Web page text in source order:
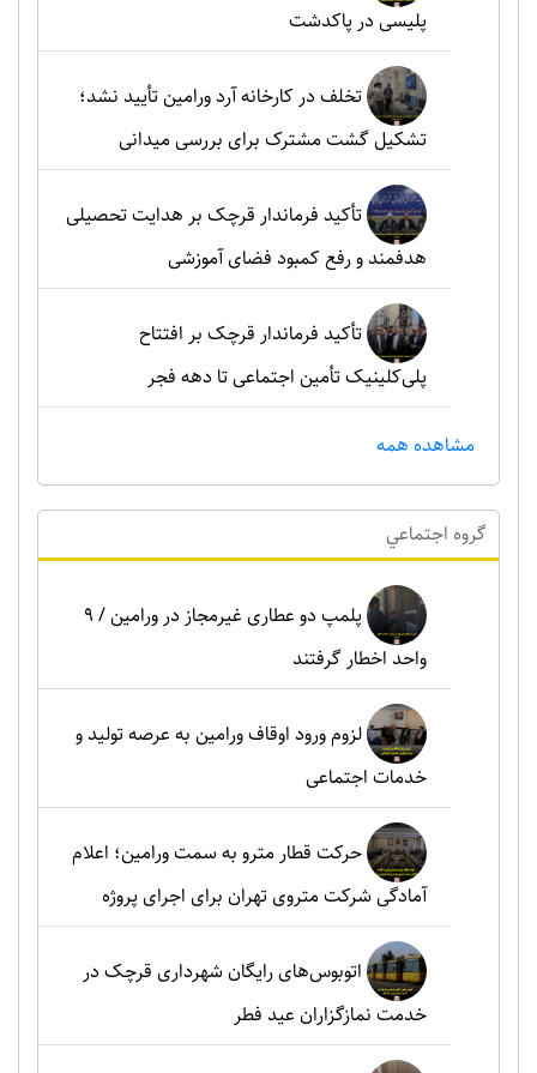
پلیسی در پاکدشت
تخلف در کارخانه آرد ورامین تأیید نشد؛
تشکیل گشت مشترک برای بررسی میدانی
تأکید فرماندار قرچک بر هدایت تحصیلی
هدفمند و رفع کمبود فضای آموزشی
تأکید فرماندار قرچک بر افتتاح
پلی‌کلینیک تأمین اجتماعی تا دهه فجر
مشاهده همه
گروه اجتماعي
پلمپ دو عطاری غیرمجاز در ورامین / ۹
واحد اخطار گرفتند
لزوم ورود اوقاف ورامین به عرصه تولید و
خدمات اجتماعی
حرکت قطار مترو به سمت ورامین؛ اعلام
آمادگی شرکت متروی تهران برای اجرای پروژه
اتوبوس‌های رایگان شهرداری قرچک در
خدمت نمازگزاران عید فطر